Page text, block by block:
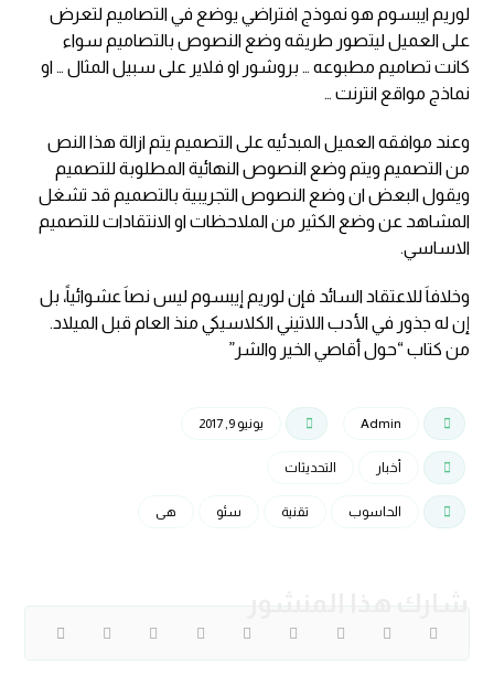
لوريم ايبسوم هو نموذج افتراضي يوضع في التصاميم لتعرض
على العميل ليتصور طريقه وضع النصوص بالتصاميم سواء
كانت تصاميم مطبوعه … بروشور او فلاير على سبيل المثال … او
نماذج مواقع انترنت …
وعند موافقه العميل المبدئيه على التصميم يتم ازالة هذا النص
من التصميم ويتم وضع النصوص النهائية المطلوبة للتصميم
ويقول البعض ان وضع النصوص التجريبية بالتصميم قد تشغل
المشاهد عن وضع الكثير من الملاحظات او الانتقادات للتصميم
الاساسي.
وخلافاَ للاعتقاد السائد فإن لوريم إيبسوم ليس نصاَ عشوائياً، بل
إن له جذور في الأدب اللاتيني الكلاسيكي منذ العام قبل الميلاد.
من كتاب “حول أقاصي الخير والشر”
Admin يونيو 9, 2017
أخبار التحديثات
الحاسوب تقنية سئو هی